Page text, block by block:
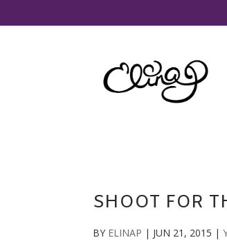
SHOOT FOR
BY ELINAP | JUN 21, 2015 |